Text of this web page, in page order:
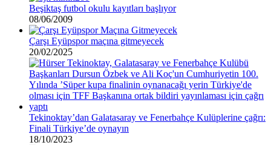
Beşiktaş futbol okulu kayıtları başlıyor
08/06/2009
Çarşı Eyüpspor maçına gitmeyecek
20/02/2025
Tekinoktay’dan Galatasaray ve Fenerbahçe Kulüplerine çağrı:
Finali Türkiye’de oynayın
18/10/2023